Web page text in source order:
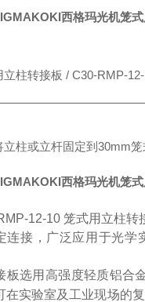
西格玛光机笼
立柱转接板 / C30-RMP-
立柱或立杆固定到30mm
西格玛光机笼
12-10 笼式用立柱转
连接，广泛应用于光学
板选用高强度轻质铝合
在实验室及工业现场的